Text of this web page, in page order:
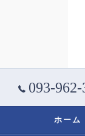
093-962-
ホーム